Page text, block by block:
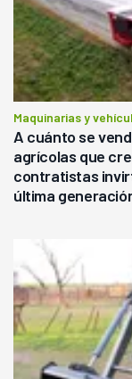
Maquinarias y
A cuánto se
agrícolas que
contratistas
última